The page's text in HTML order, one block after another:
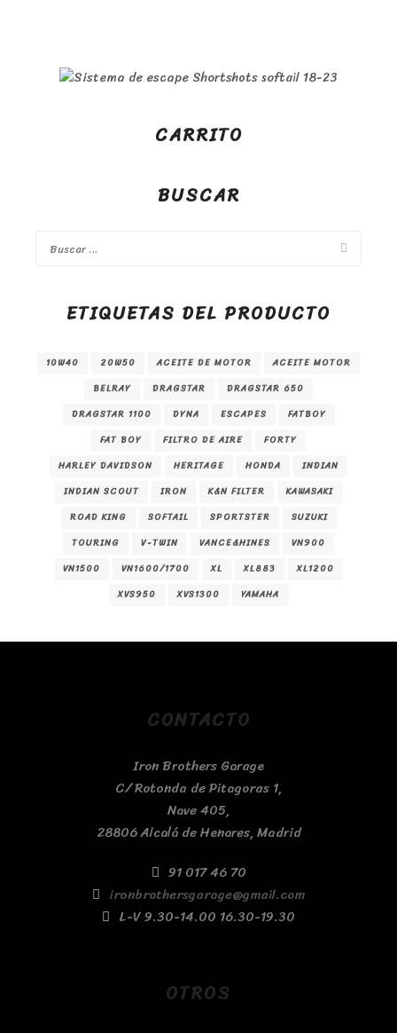
CARRITO
BUSCAR
ETIQUETAS DEL PRODUCTO
10W40 20W50 ACEITE DE MOTOR
ACEITE MOTOR
BELRAY
DRAGSTAR
DRAGSTAR 650
DRAGSTAR 1100
DYNA ESCAPES
FATBOY
FAT BOY
FILTRO DE AIRE
FORTY
HARLEY DAVIDSON
HERITAGE HONDA
INDIAN
INDIAN SCOUT
IRON K&N FILTER
KAWASAKI
ROAD KING
SOFTAIL SPORTSTER
SUZUKI
TOURING
V-TWIN VANCE&HINES
VN900
VN1500
VN1600/1700 XL XL883
XL1200
XVS950
XVS1300 YAMAHA
CONTACTO
Iron Brothers Garage
C/ Rotonda de Pitagoras 1,
Nave 405,
28806 Alcalá de Henares, Madrid
91 017 46 70
ironbrothersgarage@gmail.com
L-V 9.30-14.00 16.30-19.30
OTROS